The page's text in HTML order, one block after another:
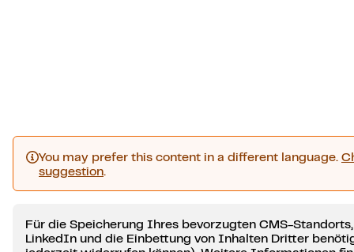
You may prefer this content in a different language.
suggestion.
Für die Speicherung Ihres bevorzugten CMS-
LinkedIn und die Einbettung von Inhalten Dritter